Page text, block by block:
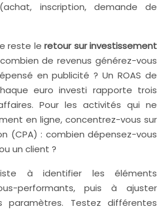
inscription, demande de
reste le retour sur investissement
de revenus générez-vous
en publicité ? Un ROAS de
euro investi rapporte trois
Pour les activités qui ne
en ligne, concentrez-vous sur
(CPA) : combien dépensez-vous
un client ?
à identifier les éléments
performants, puis à ajuster
paramètres. Testez différentes